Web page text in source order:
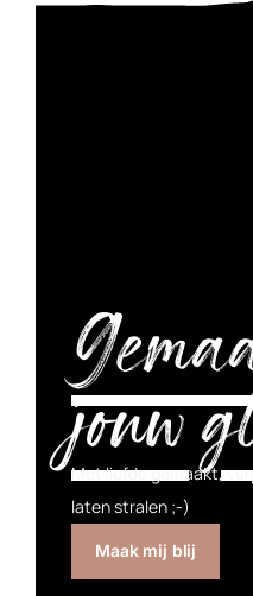
jouw
Met liefde gemaakt,
laten stralen ;-)
Maak mij blij